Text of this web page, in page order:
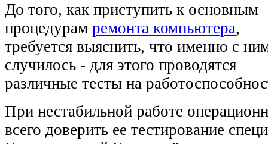
До того, как приступить к основным
процедурам ремонта компьютера,
требуется выяснить, что именно с
случилось - для этого проводятся
различные тесты на
При нестабильной работе
всего доверить ее тестирование